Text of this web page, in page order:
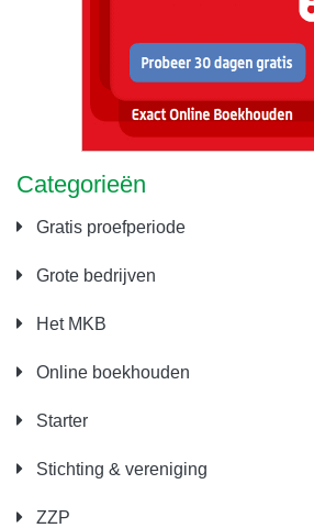
Categorieën
Gratis proefperiode
Grote bedrijven
Het MKB
Online boekhouden
Starter
Stichting & vereniging
ZZP